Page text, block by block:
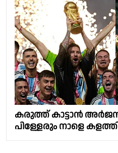
കരുത്ത് കാട്ടാൻ
പിള്ളേരും നാളെ